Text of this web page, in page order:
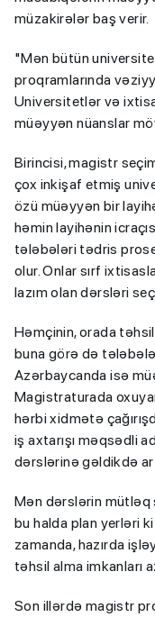
müzakirələr baş verir.
"Mən bütün
proqramlarında
Universitetlər və
müəyyən nüanslar
Birincisi, magistr
çox inkişaf etmiş
özü müəyyən bir
həmin layihənin
tələbələri tədris
olur. Onlar sırf
lazım olan dərsləri
Həmçinin, orada
buna görə də
Azərbaycanda isə
Magistraturada
hərbi xidmətə
iş axtarışı məqsədli
dərslərinə gəldikdə
Mən dərslərin mütləq
bu halda plan yerləri
zamanda, hazırda
təhsil alma imkanları
Son illərdə magistr